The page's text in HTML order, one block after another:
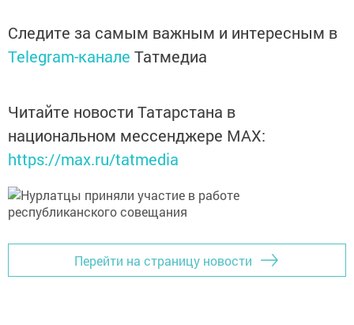
Следите за самым важным и интересным в
Telegram-канале Татмедиа
Читайте новости Татарстана в
национальном мессенджере MАХ:
https://max.ru/tatmedia
Перейти на страницу новости